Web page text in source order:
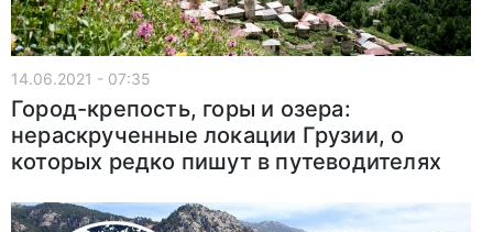
14.06.2021 - 07:35
Город-крепость, горы и озера:
нераскрученные локации Грузии, о
которых редко пишут в путеводителях